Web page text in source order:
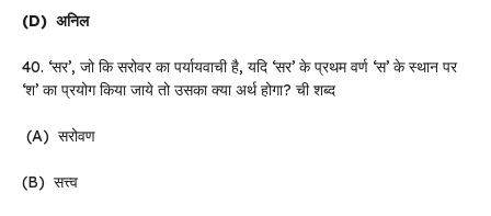
(D) अनिल
40. ‘सर’, जो कि सरोवर का पर्यायवाची है, यदि ‘सर’ के प्रथम वर्ण ‘स’ के स्थान पर
‘श’ का प्रयोग किया जाये तो उसका क्या अर्थ होगा? ची शब्द
(A) सरोवण
(B) सत्त्व